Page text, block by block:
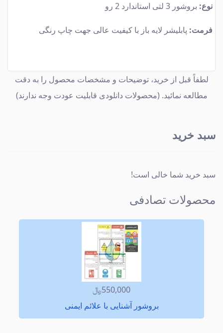
نوع: بروشور 3 لتی استاندارد 2 رو
فرمت: پابلیشر لایه باز با کیفیت عالی جهت چاپ رنگی
لطفاً قبل از خرید، توضیحات و مشخصات محصول را به دقت
مطالعه نمائید. (محصولات دانلودی قابلیت عودت وجه ندارند)
سبد خرید
سبد خرید شما خالی است!
محصولات تصادفی
550,000﷼
بروشور آشنایی با علائم ایمنی